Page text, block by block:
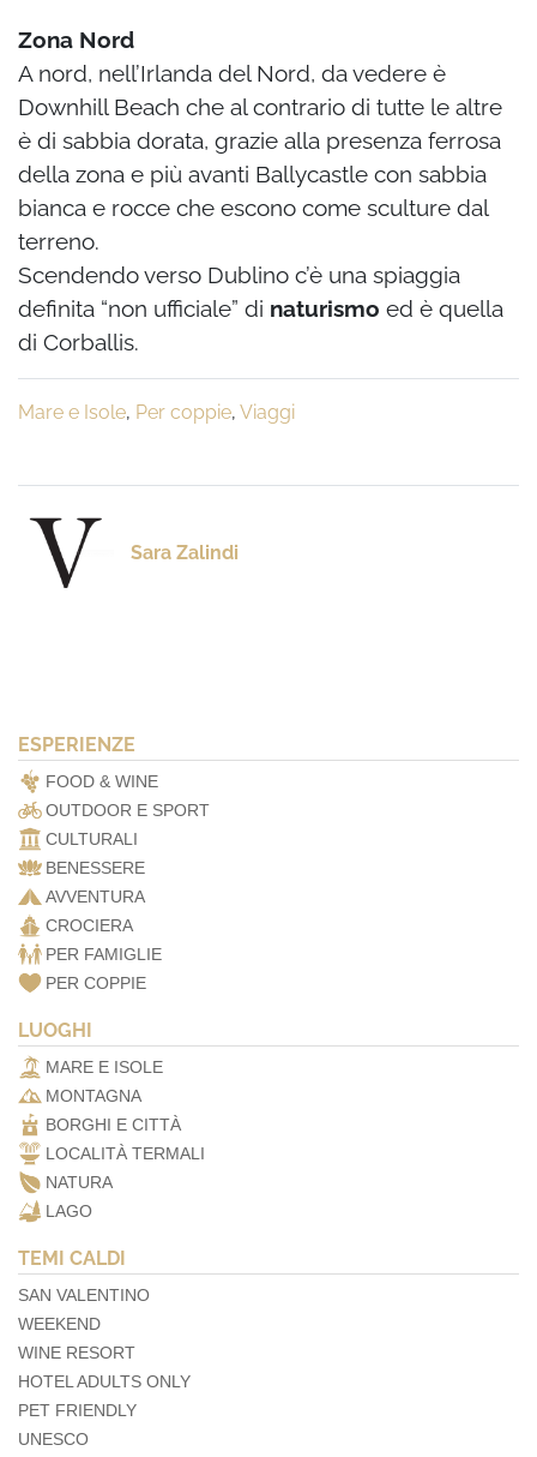
Zona Nord
A nord, nell’Irlanda del Nord, da vedere è
Downhill Beach che al contrario di tutte le altre
è di sabbia dorata, grazie alla presenza ferrosa
della zona e più avanti Ballycastle con sabbia
bianca e rocce che escono come sculture dal
terreno.
Scendendo verso Dublino c’è una spiaggia
definita “non ufficiale” di naturismo ed è quella
di Corballis.
Mare e Isole, Per coppie, Viaggi
Sara Zalindi
ESPERIENZE
FOOD & WINE
OUTDOOR E SPORT
CULTURALI
BENESSERE
AVVENTURA
CROCIERA
PER FAMIGLIE
PER COPPIE
LUOGHI
MARE E ISOLE
MONTAGNA
BORGHI E CITTÀ
LOCALITÀ TERMALI
NATURA
LAGO
TEMI CALDI
SAN VALENTINO
WEEKEND
WINE RESORT
HOTEL ADULTS ONLY
PET FRIENDLY
UNESCO